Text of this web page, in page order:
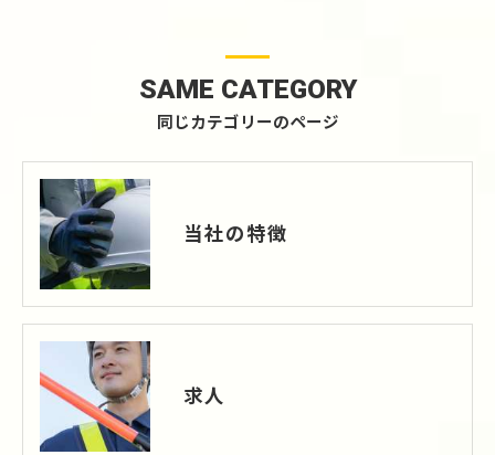
同じカテゴリーのページ
SAME CATEGORY
当社の特徴
求人